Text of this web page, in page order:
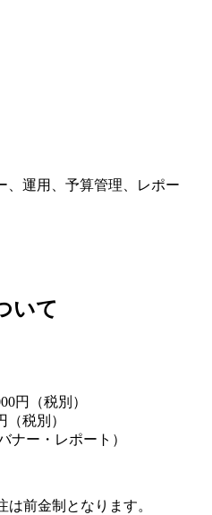
、運用、予算管理、レポー
いて
円（税別）
（税別）
ナー・レポート）
前金制となります。